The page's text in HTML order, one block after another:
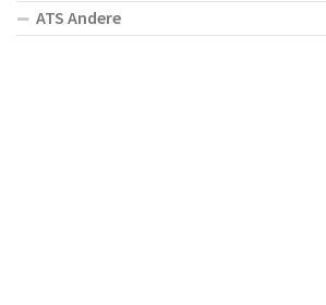
ATS Andere